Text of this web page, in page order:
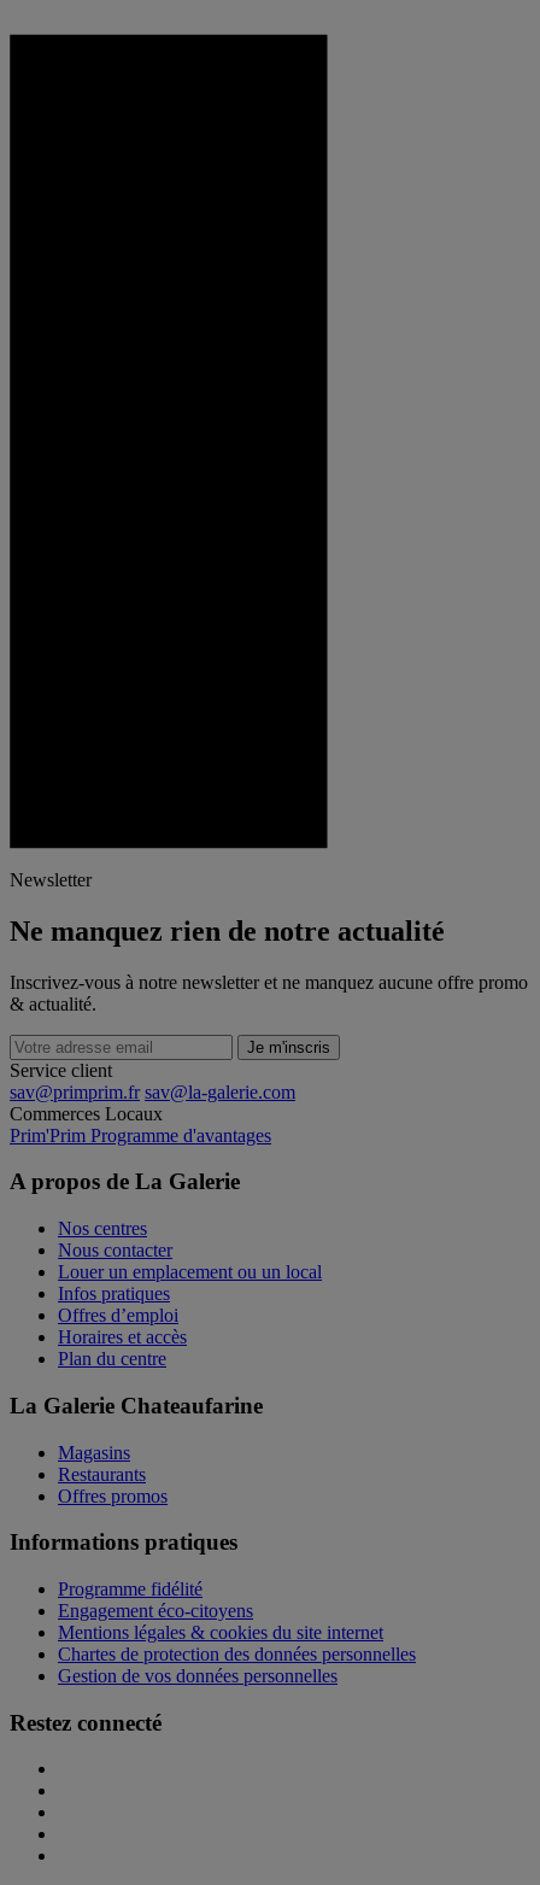
Newsletter
Ne manquez rien de notre actualité
Inscrivez-vous à notre newsletter et ne manquez aucune offre promo
& actualité.
Je m'inscris
Service client
sav@primprim.fr sav@la-galerie.com
Commerces Locaux
Prim'Prim Programme d'avantages
A propos de La Galerie
Nos centres
Nous contacter
Louer un emplacement ou un local
Infos pratiques
Offres d’emploi
Horaires et accès
Plan du centre
La Galerie Chateaufarine
Magasins
Restaurants
Offres promos
Informations pratiques
Programme fidélité
Engagement éco-citoyens
Mentions légales & cookies du site internet
Chartes de protection des données personnelles
Gestion de vos données personnelles
Restez connecté